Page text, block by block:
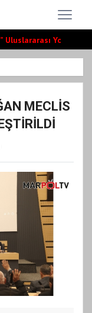
ve YKS Kursu...
Yol...
MECLİS